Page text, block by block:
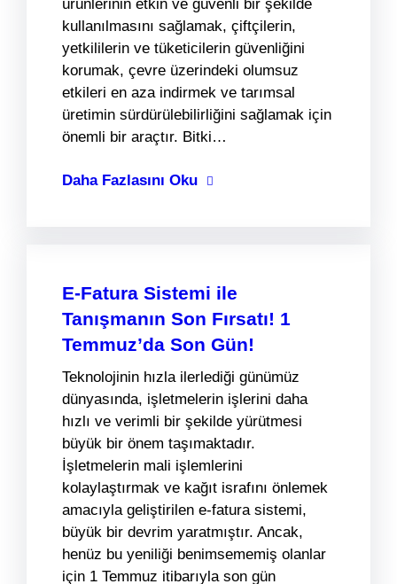
ürünlerinin etkin ve güvenli bir şekilde
kullanılmasını sağlamak, çiftçilerin,
yetkililerin ve tüketicilerin güvenliğini
korumak, çevre üzerindeki olumsuz
etkileri en aza indirmek ve tarımsal
üretimin sürdürülebilirliğini sağlamak için
önemli bir araçtır. Bitki…
Daha Fazlasını Oku
E-Fatura Sistemi ile
Tanışmanın Son Fırsatı! 1
Temmuz’da Son Gün!
Teknolojinin hızla ilerlediği günümüz
dünyasında, işletmelerin işlerini daha
hızlı ve verimli bir şekilde yürütmesi
büyük bir önem taşımaktadır.
İşletmelerin mali işlemlerini
kolaylaştırmak ve kağıt israfını önlemek
amacıyla geliştirilen e-fatura sistemi,
büyük bir devrim yaratmıştır. Ancak,
henüz bu yeniliği benimsememiş olanlar
için 1 Temmuz itibarıyla son gün